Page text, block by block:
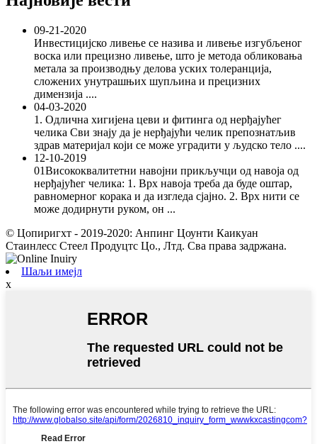
09-21-2020
Инвестицијско ливење се назива и ливење изгубљеног
воска или прецизно ливење, што је метода обликовања
метала за производњу делова уских толеранција,
сложених унутрашњих шупљина и прецизних
димензија ....
04-03-2020
1. Одлична хигијена цеви и фитинга од нерђајућег
челика Сви знају да је нерђајући челик препознатљив
здрав материјал који се може уградити у људско тело ....
12-10-2019
01Висококвалитетни навојни прикључци од навоја од
нерђајућег челика: 1. Врх навоја треба да буде оштар,
равномерног корака и да изгледа сјајно. 2. Врх нити се
може додирнути руком, он ...
© Цопиригхт - 2019-2020: Анпинг Цоунти Каикуан
Стаинлесс Стеел Продуцтс Цо., Лтд. Сва права задржана.
Шаљи имејл
x